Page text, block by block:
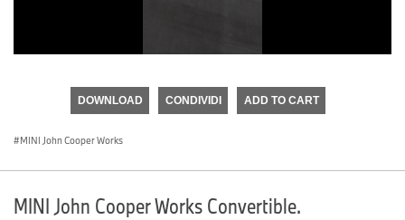
DOWNLOAD CONDIVIDI ADD TO CART
MINI John Cooper Works
MINI John Cooper Works Convertible.